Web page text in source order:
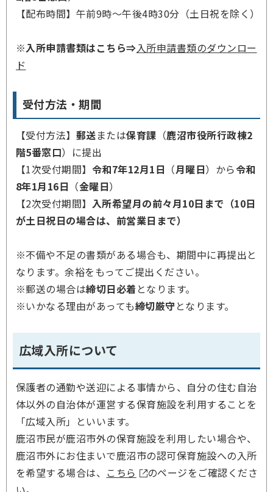
【配布時間】午前9時～午後4時30分（土日祝を除く）
※入所申請書類はこちら⇒入所申請書類のダウンロー
ド
受付方法・期間
【受付方法】 郵送または保育課 （鹿沼市役所行政棟2
階5番窓口）に提出
【1次受付期間】 令和7年12月1日 （月曜日）から令和
8年1月16日 （金曜日）
【2次受付期間】 入所希望月の前々月10日まで（10日
が土日祝日の場合は、前営業日まで）
※不備や不足の書類がある場合も、期間中に再提出と
なります。余裕をもってご提出ください。
※郵送の場合は締切日必着 となります。
※いかなる理由があっても締切厳守となります。
広域入所について
保護者の通勤や送迎による事情から、自分の住む自治
体以外の自治体が運営する保育施設を利用することを
「広域入所」といいます。
鹿沼市民が鹿沼市外の保育施設を利用したい場合や、
鹿沼市外にお住まいで鹿沼市の認可保育施設への入所
を希望する場合は、 こちら
のページをご確認くださ